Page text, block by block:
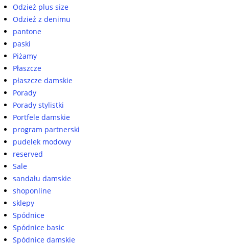
Odzież plus size
Odzież z denimu
pantone
paski
Piżamy
Płaszcze
płaszcze damskie
Porady
Porady stylistki
Portfele damskie
program partnerski
pudelek modowy
reserved
Sale
sandału damskie
shoponline
sklepy
Spódnice
Spódnice basic
Spódnice damskie